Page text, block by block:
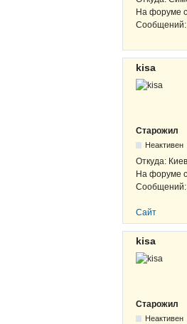
На форуме с
Сообщений:
kisa
Старожил
Неактивен
Откуда: Киев
На форуме с
Сообщений:
Сайт
kisa
Старожил
Неактивен